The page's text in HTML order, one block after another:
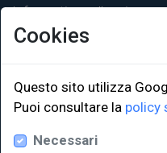
Informativa sulla privacy
LINK ISTITUZIONALI
Università degli Studi di
Cookies
Questo sito utilizza
Puoi consultare la policy
Necessari